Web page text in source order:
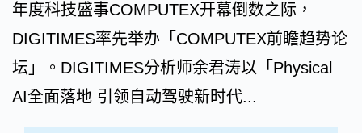
年度科技盛事COMPUTEX开幕倒数之际，
DIGITIMES率先举办「COMPUTEX前瞻趋势论
坛」。DIGITIMES分析师余君涛以「Physical
AI全面落地 引领自动驾驶新时代...